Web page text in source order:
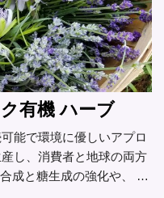
有機 ハーブ
能で環境に優しいアプロ
し、消費者と地球の両方
成と糖生成の強化や、 …